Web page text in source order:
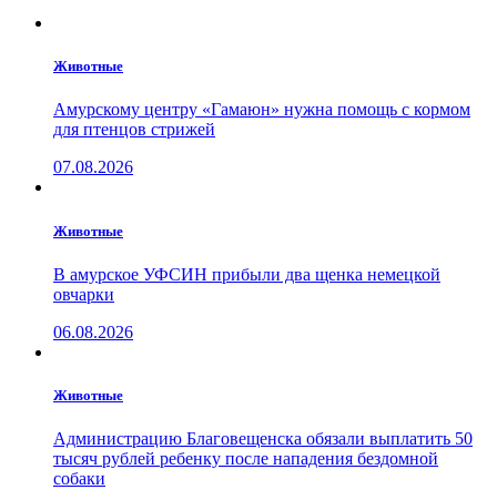
Животные
Амурскому центру «Гамаюн» нужна помощь с кормом
для птенцов стрижей
07.08.2026
Животные
В амурское УФСИН прибыли два щенка немецкой
овчарки
06.08.2026
Животные
Администрацию Благовещенска обязали выплатить 50
тысяч рублей ребенку после нападения бездомной
собаки